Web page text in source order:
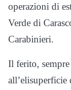
operazioni di
Verde di
Carabinieri.
Il ferito, sempre
all’elisuperficie